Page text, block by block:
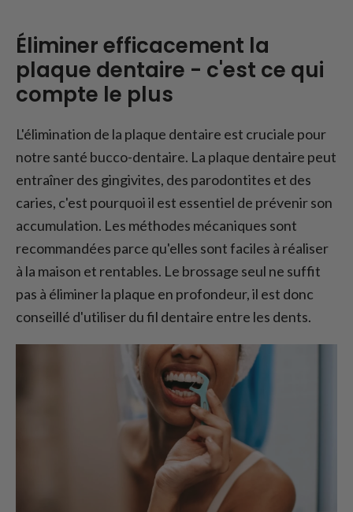
Éliminer efficacement la
plaque dentaire - c'est ce qui
compte le plus
L'élimination de la plaque dentaire est cruciale pour
notre santé bucco-dentaire. La plaque dentaire peut
entraîner des gingivites, des parodontites et des
caries, c'est pourquoi il est essentiel de prévenir son
accumulation. Les méthodes mécaniques sont
recommandées parce qu'elles sont faciles à réaliser
à la maison et rentables. Le brossage seul ne suffit
pas à éliminer la plaque en profondeur, il est donc
conseillé d'utiliser du fil dentaire entre les dents.